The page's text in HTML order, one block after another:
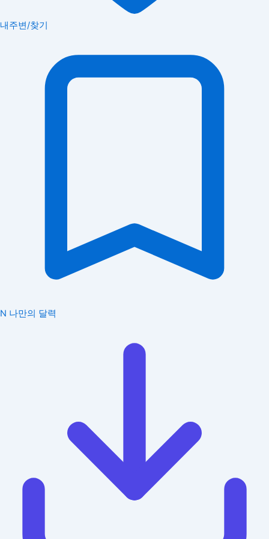
내주변/찾기
N 나만의 달력